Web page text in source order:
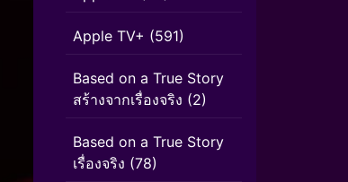
Apple TV+ (591)
Based on a True Story
สร้างจากเรื่องจริง (2)
Based on a True Story
เรื่องจริง (78)